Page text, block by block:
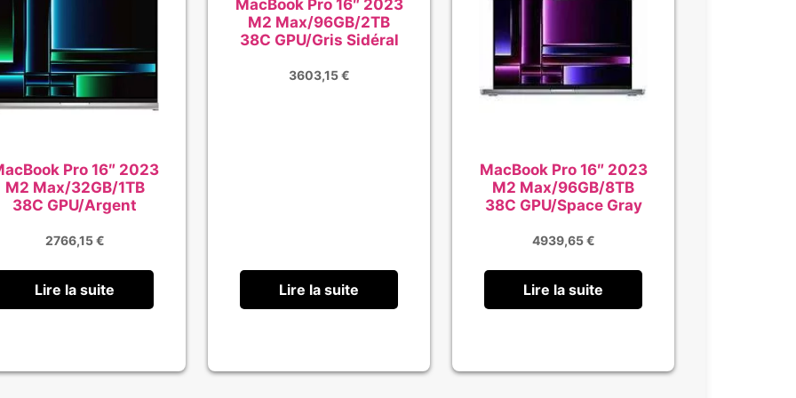
Pro 16″ 2023
M2 Max/32GB/1TB
38C GPU/Argent
2766,15€
Lire la suite
MacBook Pro 16″ 2023
M2 Max/96GB/2TB
38C GPU/Gris Sidéral
3603,15€
Lire la suite
MacBook Pro 16″ 2023
M2 Max/96GB/8TB
38C GPU/Space Gray
4939,65€
Lire la suite